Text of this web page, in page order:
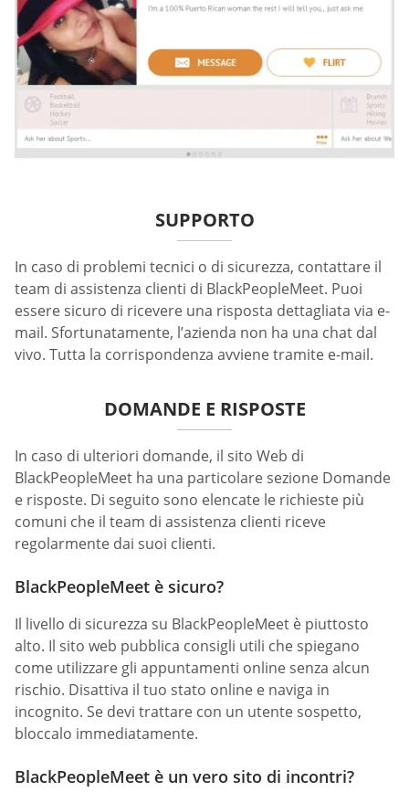
SUPPORTO
In caso di problemi tecnici o di sicurezza, contattare il
team di assistenza clienti di BlackPeopleMeet. Puoi
essere sicuro di ricevere una risposta dettagliata via e-
mail. Sfortunatamente, l’azienda non ha una chat dal
vivo. Tutta la corrispondenza avviene tramite e-mail.
DOMANDE E RISPOSTE
In caso di ulteriori domande, il sito Web di
BlackPeopleMeet ha una particolare sezione Domande
e risposte. Di seguito sono elencate le richieste più
comuni che il team di assistenza clienti riceve
regolarmente dai suoi clienti.
BlackPeopleMeet è sicuro?
Il livello di sicurezza su BlackPeopleMeet è piuttosto
alto. Il sito web pubblica consigli utili che spiegano
come utilizzare gli appuntamenti online senza alcun
rischio. Disattiva il tuo stato online e naviga in
incognito. Se devi trattare con un utente sospetto,
bloccalo immediatamente.
BlackPeopleMeet è un vero sito di incontri?